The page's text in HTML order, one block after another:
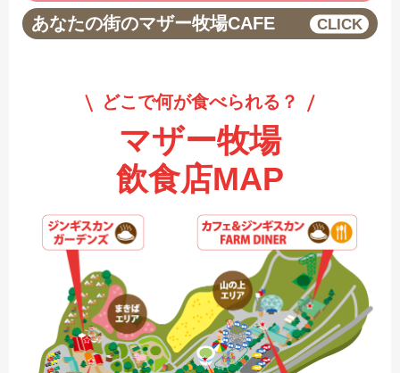
あなたの街のマザー牧場CAFE
どこで何が食べられる？
マザー牧場
飲食店MAP